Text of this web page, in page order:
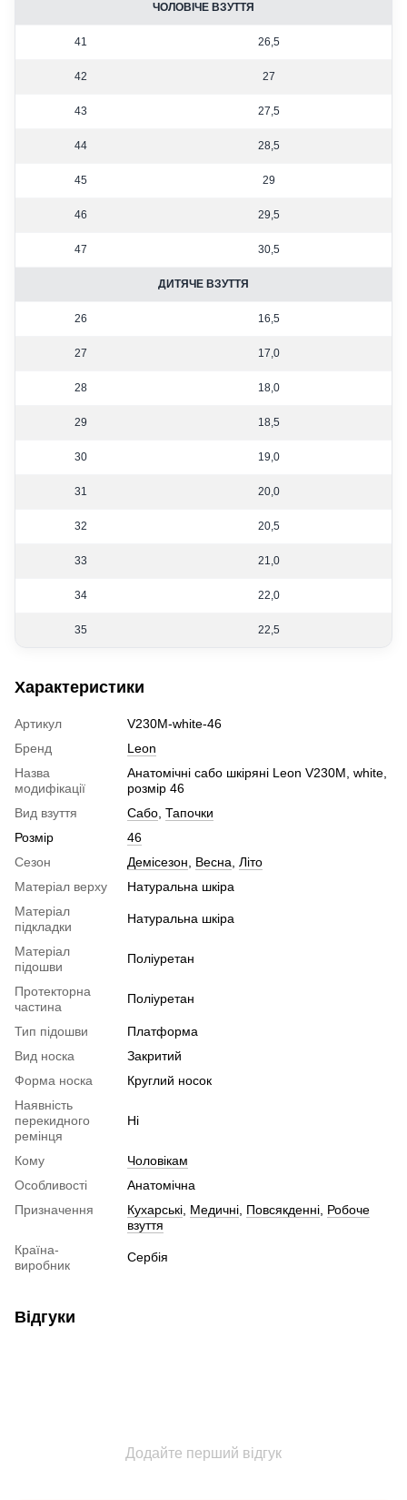
ЧОЛОВІЧЕ ВЗУТТЯ
41 26,5
42 27
43 27,5
44 28,5
45 29
46 29,5
47 30,5
ДИТЯЧЕ ВЗУТТЯ
26 16,5
27 17,0
28 18,0
29 18,5
30 19,0
31 20,0
32 20,5
33 21,0
34 22,0
35 22,5
Характеристики
Артикул
V230M-white-46
Бренд
Leon
Назва
модифікації
Анатомічні сабо шкіряні Leon V230M, white,
розмір 46
Вид взуття
Сабо Тапочки
Розмір
46
Сезон
Демісезон Весна Літо
Матеріал верху
Натуральна шкіра
Матеріал
підкладки
Натуральна шкіра
Матеріал
підошви
Поліуретан
Протекторна
частина
Поліуретан
Тип підошви
Платформа
Вид носка
Закритий
Форма носка
Круглий носок
Наявність
перекидного
ремінця
Ні
Кому
Чоловікам
Особливості
Анатомічна
Призначення
Кухарські Медичні Повсякденні Робоче
взуття
Країна-
виробник
Сербія
Відгуки
Додайте перший відгук